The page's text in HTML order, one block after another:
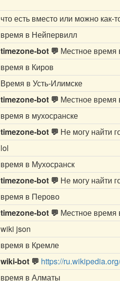
что есть вместо или можно как-
время в Нейпервилл
timezone-bot 💬 Местное время
время в Киров
Время в Усть-Илимске
timezone-bot 💬 Местное время
время в мухосранске
timezone-bot 💬 Не могу найти
lol
время в Мухосранск
timezone-bot 💬 Не могу найти
время в Перово
timezone-bot 💬 Местное время
wiki json
время в Кремле
wiki-bot 💬 https://
время в Алматы